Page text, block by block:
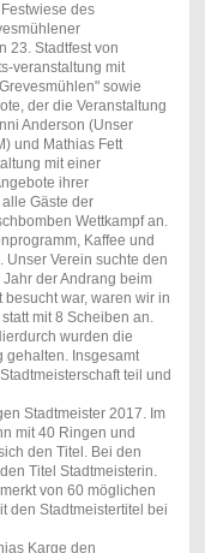
des
23. Stadtfest von
veranstaltung mit
sowie
der die Veranstaltung
Anderson (Unser
und Mathias Fett
mit einer
ihrer
Gäste der
Wettkampf an.
Kaffee und
Unser Verein suchte den
der Andrang beim
besucht war, waren wir in
mit 8 Scheiben an.
wurden die
gehalten. Insgesamt
teil und
Stadtmeister 2017. Im
mit 40 Ringen und
den Titel. Bei den
Titel Stadtmeisterin.
von 60 möglichen
den Stadtmeistertitel bei
Karge den